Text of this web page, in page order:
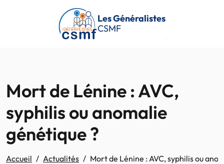
Passer au contenu principal
Les Généralistes
CSMF
Mort de Lénine : AVC,
syphilis ou anomalie
génétique ?
Accueil Actualités Mort de Lénine : AVC, syphilis ou